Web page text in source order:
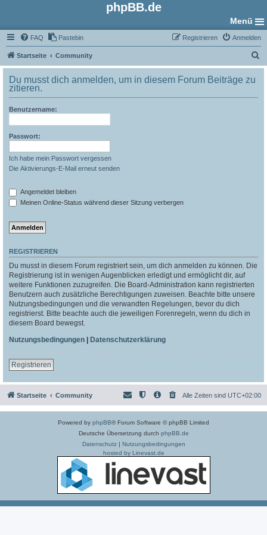
phpBB.de
Menü
FAQ Pastebin Anmelden
Registrieren
Startseite Community
u
Du musst dich anmelden, um in diesem Forum Beiträge zu
zitieren.
Benutzername:
Passwort:
Ich habe mein Passwort vergessen
Die Aktivierungs-E-Mail erneut senden
Angemeldet bleiben
Meinen Online-Status während dieser Sitzung verbergen
REGISTRIEREN
Du musst in diesem Forum registriert sein, um dich anmelden zu können. Die
Registrierung ist in wenigen Augenblicken erledigt und ermöglicht dir, auf
weitere Funktionen zuzugreifen. Die Board-Administration kann registrierten
Benutzern auch zusätzliche Berechtigungen zuweisen. Beachte bitte unsere
Nutzungsbedingungen und die verwandten Regelungen, bevor du dich
registrierst. Bitte beachte auch die jeweiligen Forenregeln, wenn du dich in
diesem Board bewegst.
Nutzungsbedingungen | Datenschutzerklärung
Registrieren
Startseite Community Alle Zeiten sind UTC+02:00
Powered by phpBB® Forum Software © phpBB Limited
Deutsche Übersetzung durch phpBB.de
Datenschutz| Nutzungsbedingungen
hosted by Linevast.de